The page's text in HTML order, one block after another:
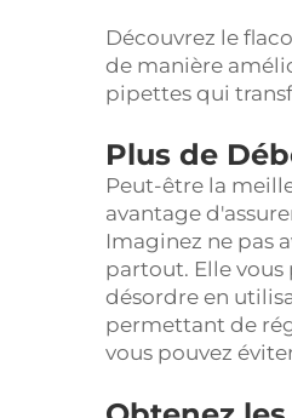
Découvrez le
de manière
pipettes qui
Plus de
Peut-être la
avantage
Imaginez ne pas
partout. Elle vous
désordre en
permettant de
vous pouvez